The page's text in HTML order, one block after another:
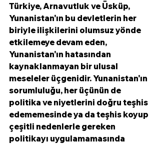
Türkiye, Arnavutluk ve Üsküp,
Yunanistan'ın bu devletlerin her
biriyle ilişkilerini olumsuz yönde
etkilemeye devam eden,
Yunanistan'ın hatasından
kaynaklanmayan bir ulusal
meseleler üçgenidir. Yunanistan'ın
sorumluluğu, her üçünün de
politika ve niyetlerini doğru teşhis
edememesinde ya da teşhis koyup
çeşitli nedenlerle gereken
politikayı uygulamamasında